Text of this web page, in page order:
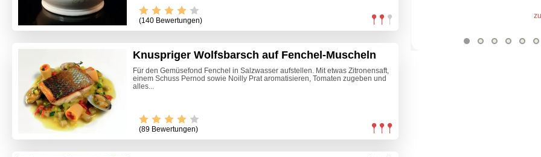
(140 Bewertungen)
Knuspriger Wolfsbarsch auf Fenchel-Muscheln
Für den Gemüsefond Fenchel in Salzwasser aufstellen. Mit etwas Zitronensaft,
einem Schuss Pernod sowie Noilly Prat aromatisieren, Tomaten zugeben und
alles...
(89 Bewertungen)
zum Video